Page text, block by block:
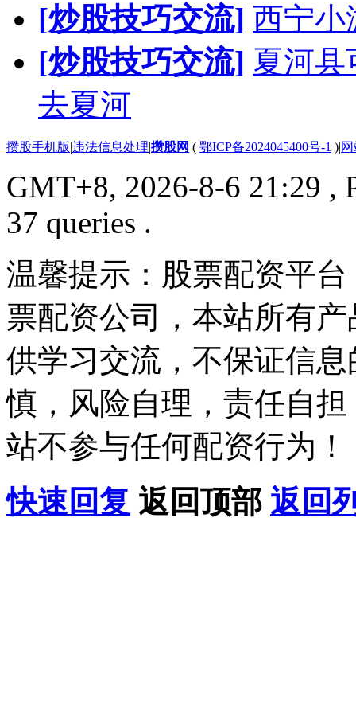
[炒股技巧交流] 西宁小
[炒股技巧交流] 夏河县
去夏河
攒股手机版|违法信息处理|攒股网 ( 鄂ICP备2024045400号-1 )|
GMT+8, 2026-8-6 21:29 ,
37 queries .
温馨提示：股票配资平
票配资公司，本站所有
供学习交流，不保证信
慎，风险自理，责任自
站不参与任何配资行为！
快速回复 返回顶部 返回